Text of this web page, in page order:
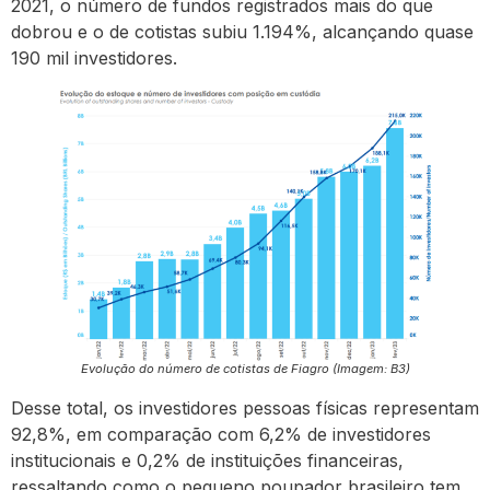
2021, o número de fundos registrados mais do que
dobrou e o de cotistas subiu 1.194%, alcançando quase
190 mil investidores.
Evolução do número de cotistas de Fiagro (Imagem: B3)
Desse total, os investidores pessoas físicas representam
92,8%, em comparação com 6,2% de investidores
institucionais e 0,2% de instituições financeiras,